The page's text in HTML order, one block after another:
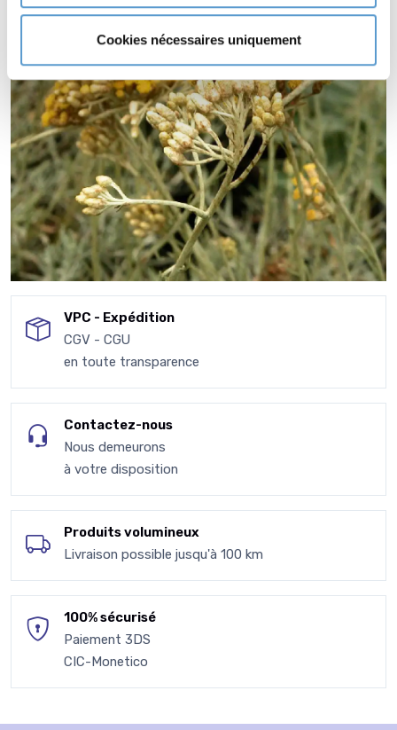
Cookies nécessaires uniquement
VPC - Expédition
CGV - CGU
en toute transparence
Contactez-nous
Nous demeurons
à votre disposition
Produits volumineux
Livraison possible jusqu'à 100 km
100% sécurisé
Paiement 3DS
CIC-Monetico